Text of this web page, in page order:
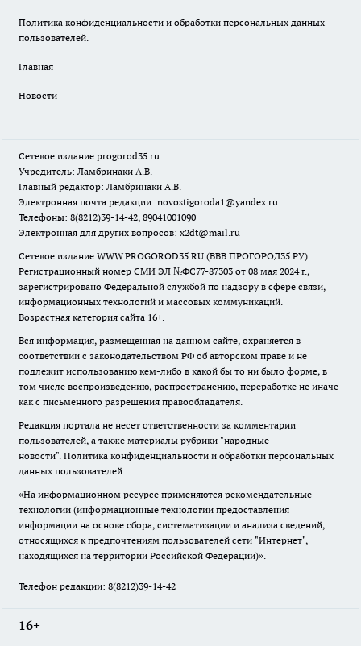
Политика конфиденциальности и обработки персональных данных
пользователей.
Главная
Новости
Сетевое издание progorod35.ru
Учредитель: Ламбринаки А.В.
Главный редактор: Ламбринаки А.В.
Электронная почта редакции: novostigoroda1@yandex.ru
Телефоны: 8(8212)39-14-42, 89041001090
Электронная для других вопросов: x2dt@mail.ru
Сетевое издание WWW.PROGOROD35.RU (ВВВ.ПРОГОРОД35.РУ).
Регистрационный номер СМИ ЭЛ №ФС77-87303 от 08 мая 2024 г.,
зарегистрировано Федеральной службой по надзору в сфере связи,
информационных технологий и массовых коммуникаций.
Возрастная категория сайта 16+.
Вся информация, размещенная на данном сайте, охраняется в
соответствии с законодательством РФ об авторском праве и не
подлежит использованию кем-либо в какой бы то ни было форме, в
том числе воспроизведению, распространению, переработке не иначе
как с письменного разрешения правообладателя.
Редакция портала не несет ответственности за комментарии
пользователей, а также материалы рубрики "народные
новости". Политика конфиденциальности и обработки персональных
данных пользователей.
«На информационном ресурсе применяются рекомендательные
технологии (информационные технологии предоставления
информации на основе сбора, систематизации и анализа сведений,
относящихся к предпочтениям пользователей сети "Интернет",
находящихся на территории Российской Федерации)».
Телефон редакции: 8(8212)39-14-42
16+